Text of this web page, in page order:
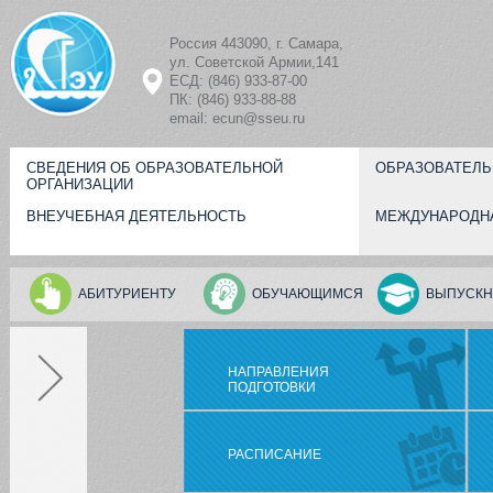
Перейти к основному содержанию
Россия 443090, г. Самара,
ул. Советской Армии,141
ЕСД: (846) 933-87-00
ПК: (846) 933-88-88
email: ecun@sseu.ru
СВЕДЕНИЯ ОБ ОБРАЗОВАТЕЛЬНОЙ
ОРГАНИЗАЦИИ
ВНЕУЧЕБНАЯ ДЕЯТЕЛЬНОСТЬ
ОБУЧАЮЩИМСЯ
АБИТУРИЕНТУ
НАПРАВЛЕНИЯ
ПОДГОТОВКИ
РАСПИСАНИЕ